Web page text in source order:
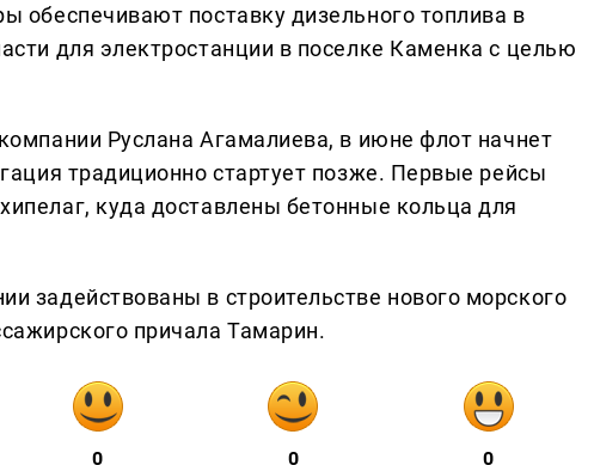
обеспечивают поставку дизельного топлива в
для электростанции в поселке Каменка с целью
Руслана Агамалиева, в июне флот начнет
традиционно стартует позже. Первые рейсы
куда доставлены бетонные кольца для
задействованы в строительстве нового морского
причала Тамарин.
0 0 0